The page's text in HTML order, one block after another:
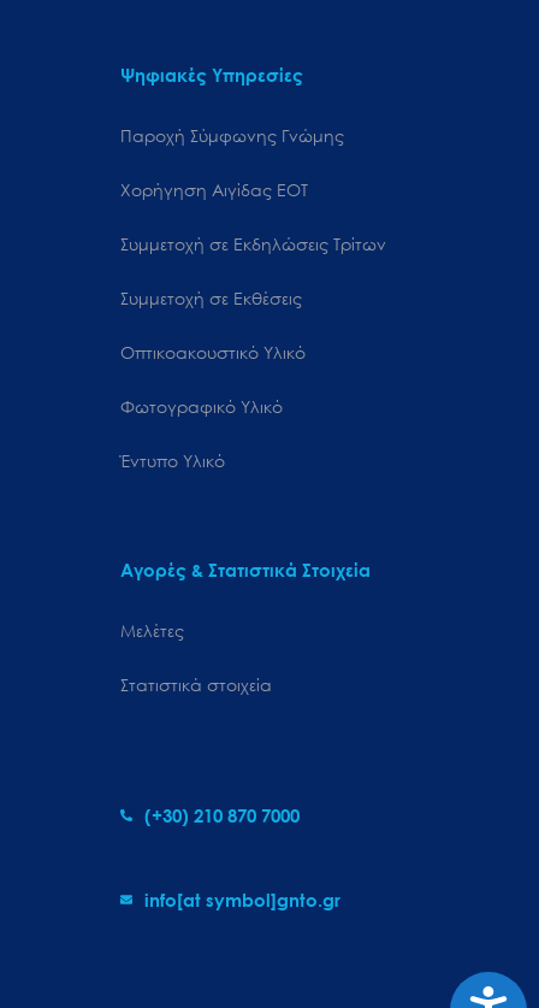
Ψηφιακές Υπηρεσίες
Παροχή Σύμφωνης Γνώμης
Χορήγηση Αιγίδας ΕΟΤ
Συμμετοχή σε Εκδηλώσεις Τρίτων
Συμμετοχή σε Εκθέσεις
Οπτικοακουστικό Υλικό
Φωτογραφικό Υλικό
Έντυπο Υλικό
Αγορές & Στατιστικά Στοιχεία
Μελέτες
Στατιστικά στοιχεία
(+30) 210 870 7000
info[at symbol]gnto.gr